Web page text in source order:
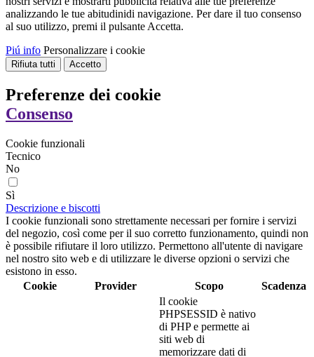
analizzando le tue abitudinidi navigazione. Per dare il tuo consenso
al suo utilizzo, premi il pulsante Accetta.
Piú info Personalizzare i cookie
Rifiuta tutti Accetto
Preferenze dei cookie
Consenso
Cookie funzionali
Tecnico
No
Sì
Descrizione e biscotti
I cookie funzionali sono strettamente necessari per fornire i servizi
del negozio, così come per il suo corretto funzionamento, quindi non
è possibile rifiutare il loro utilizzo. Permettono all'utente di navigare
nel nostro sito web e di utilizzare le diverse opzioni o servizi che
esistono in esso.
Cookie
Provider Scopo Scadenza
Il cookie
PHPSESSID è nativo
di PHP e permette ai
siti web di
memorizzare dati di